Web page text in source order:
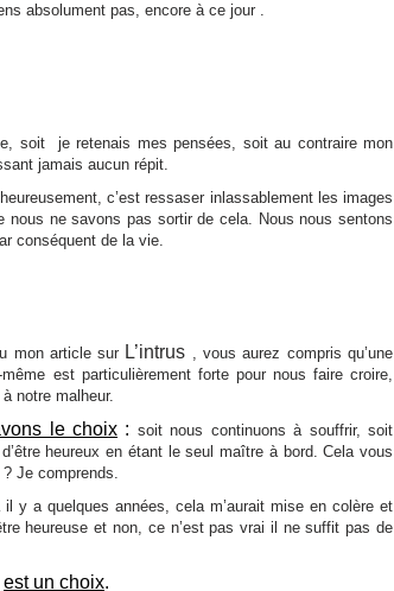
absolument pas, encore à ce jour .
soit je retenais mes pensées, soit au contraire mon
jamais aucun répit.
c’est ressaser inlassablement les images
nous ne savons pas sortir de cela. Nous nous sentons
conséquent de la vie.
mon article sur L’intrus , vous aurez compris qu’une
est particulièrement forte pour nous faire croire,
notre malheur.
le choix : soit nous continuons à souffrir, soit
heureux en étant le seul maître à bord. Cela vous
Je comprends.
il y a quelques années, cela m’aurait mise en colère et
heureuse et non, ce n’est pas vrai il ne suffit pas de
est un choix.